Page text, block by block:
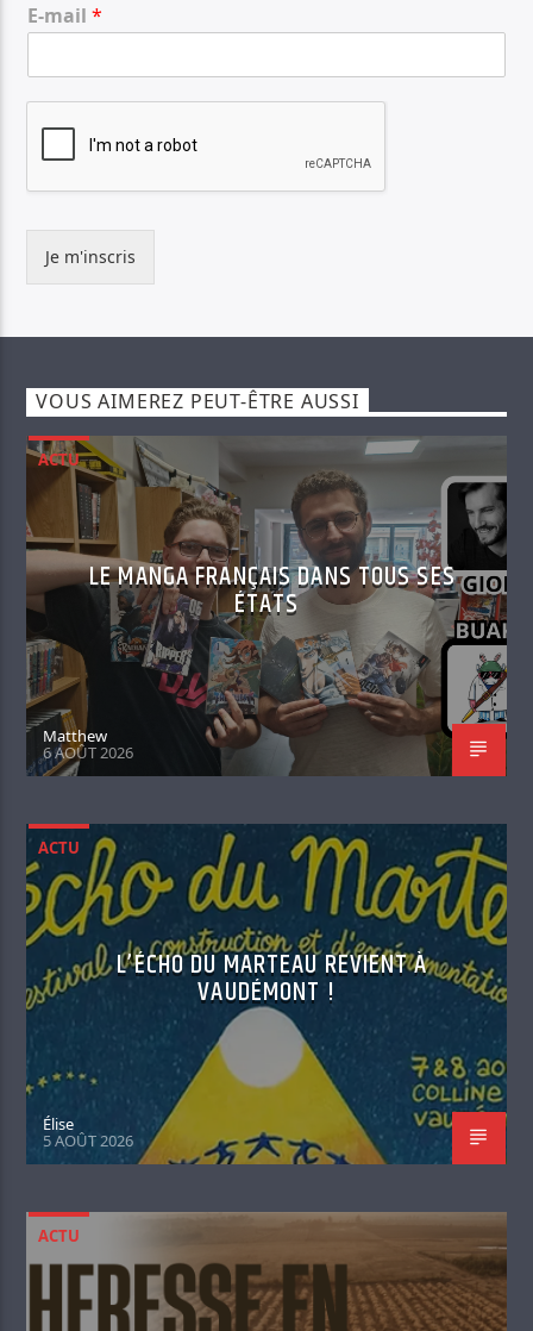
E-mail*
Je m'inscris
VOUS AIMEREZ PEUT-ÊTRE AUSSI
ACTU
LE MANGA FRANÇAIS DANS TOUS SES
ÉTATS
Matthew
6 AOÛT 2026
ACTU
L’ÉCHO DU MARTEAU REVIENT À
VAUDÉMONT !
Élise
5 AOÛT 2026
ACTU